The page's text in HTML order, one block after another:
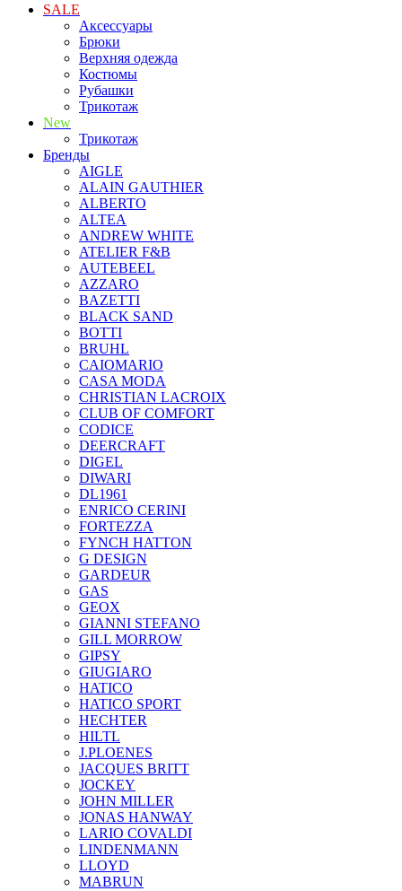
SALE
Аксессуары
Брюки
Верхняя одежда
Костюмы
Рубашки
Трикотаж
New
Трикотаж
Бренды
AIGLE
ALAIN GAUTHIER
ALBERTO
ALTEA
ANDREW WHITE
ATELIER F&B
AUTEBEEL
AZZARO
BAZETTI
BLACK SAND
BOTTI
BRUHL
CAIOMARIO
CASA MODA
CHRISTIAN LACROIX
CLUB OF COMFORT
CODICE
DEERCRAFT
DIGEL
DIWARI
DL1961
ENRICO CERINI
FORTEZZA
FYNCH HATTON
G DESIGN
GARDEUR
GAS
GEOX
GIANNI STEFANO
GILL MORROW
GIPSY
GIUGIARO
HATICO
HATICO SPORT
HECHTER
HILTL
J.PLOENES
JAСQUES BRITT
JOCKEY
JOHN MILLER
JONAS HANWAY
LARIO COVALDI
LINDENMANN
LLOYD
MABRUN